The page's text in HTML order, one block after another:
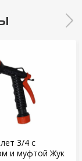
3/4 с
и муфтой Жук